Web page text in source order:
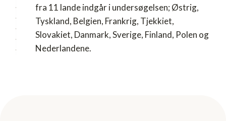
fra 11 lande indgår i undersøgelsen; Østrig,
Tyskland, Belgien, Frankrig, Tjekkiet,
Slovakiet, Danmark, Sverige, Finland, Polen og
Nederlandene.